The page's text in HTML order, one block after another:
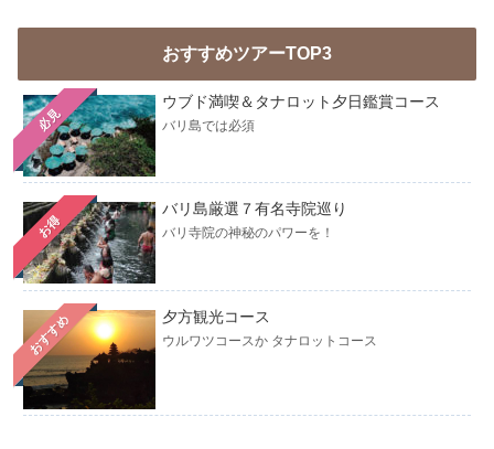
おすすめツアーTOP3
必見
ウブド満喫＆タナロット夕日鑑賞コース
バリ島では必須
お得
バリ島厳選７有名寺院巡り
バリ寺院の神秘のパワーを！
おすすめ 夕方観光コース
ウルワツコースか タナロットコース